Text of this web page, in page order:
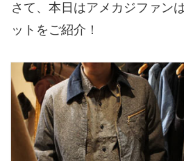
さて、本日はアメカジファン
ットをご紹介！